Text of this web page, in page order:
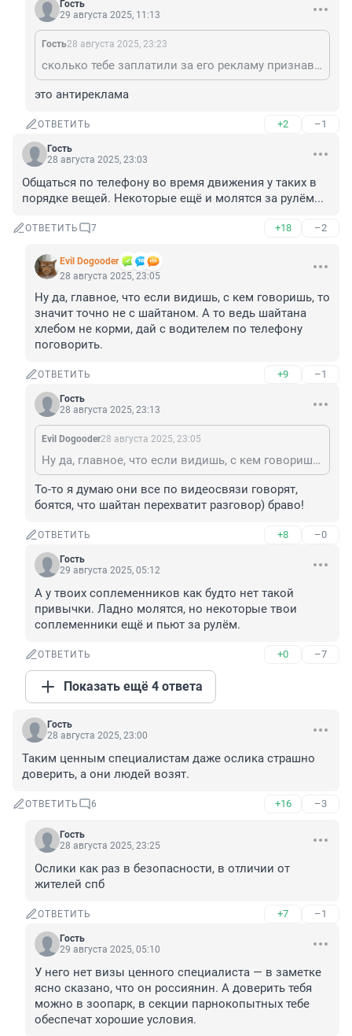
Гость
29 августа 2025, 11:13
Гость28 августа 2025, 23:23
сколько тебе заплатили за его рекламу признавайся
это антиреклама
ОТВЕТИТЬ +2 –1
Гость
28 августа 2025, 23:03
Общаться по телефону во время движения у таких в
порядке вещей. Некоторые ещё и молятся за рулём...
ОТВЕТИТЬ 7 +18 –2
Evil Dogooder
28 августа 2025, 23:05
Ну да, главное, что если видишь, с кем говоришь, то
значит точно не с шайтаном. А то ведь шайтана
хлебом не корми, дай с водителем по телефону
поговорить.
ОТВЕТИТЬ +9 –1
Гость
28 августа 2025, 23:13
Evil Dogooder28 августа 2025, 23:05
Ну да, главное, что если видишь, с кем говоришь, то значит точно не с шайтаном. А то ведь шайтана хлебом не корми, дай с водителем по телефону поговорить.
То-то я думаю они все по видеосвязи говорят,
боятся, что шайтан перехватит разговор) браво!
ОТВЕТИТЬ +8 –0
Гость
29 августа 2025, 05:12
А у твоих соплеменников как будто нет такой
привычки. Ладно молятся, но некоторые твои
соплеменники ещё и пьют за рулём.
ОТВЕТИТЬ +0 –7
Показать ещё 4 ответа
Гость
28 августа 2025, 23:00
Таким ценным специалистам даже ослика страшно
доверить, а они людей возят.
ОТВЕТИТЬ 6 +16 –3
Гость
28 августа 2025, 23:25
Ослики как раз в безопасности, в отличии от
жителей спб
ОТВЕТИТЬ +7 –1
Гость
29 августа 2025, 05:10
У него нет визы ценного специалиста — в заметке
ясно сказано, что он россиянин. А доверить тебя
можно в зоопарк, в секции парнокопытных тебе
обеспечат хорошие условия.